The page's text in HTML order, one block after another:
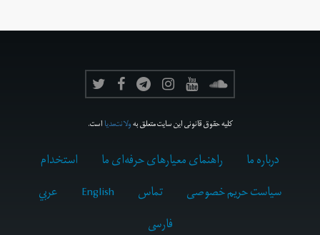
کلیه حقوق قانونی این سایت متعلق بهولانت‌مدیااست.
درباره ما راهنمای معیارهای حرفه‌ای ما
استخدام
سیاست حریم خصوصی
تماس English
عربي
فارسى